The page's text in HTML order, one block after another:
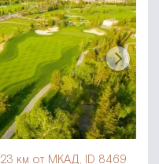
23 км от МКАД, ID 8469